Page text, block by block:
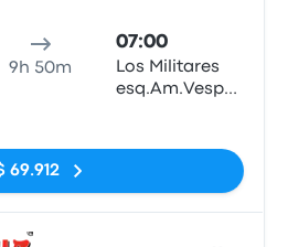
9h 50m
07:00
Los Militares
esq.Am.Vespucio
69.912